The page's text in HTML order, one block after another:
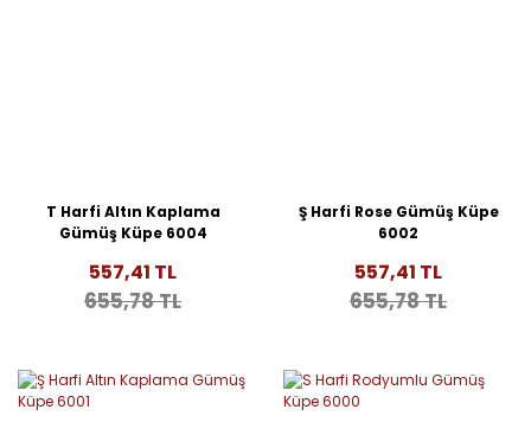
T Harfi Altın Kaplama
Gümüş Küpe 6004
557,41 TL
655,78 TL
Ş Harfi Rose Gümüş Küpe
6002
557,41 TL
655,78 TL